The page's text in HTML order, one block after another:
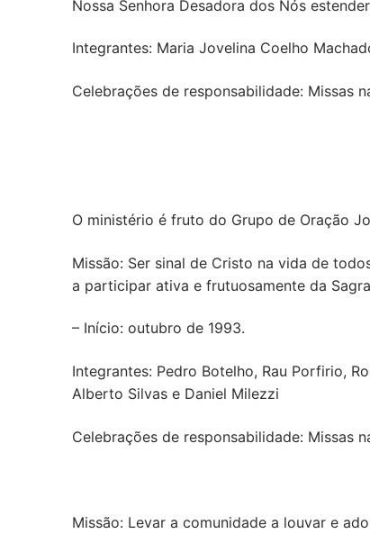
Nossa Senhora Desadora dos Nós
Integrantes: Maria Jovelina Coelho
Celebrações de responsabilidade: Missas
O ministério é fruto do Grupo de Oração
Missão: Ser sinal de Cristo na vida de
a participar ativa e frutuosamente da
– Início: outubro de 1993.
Integrantes: Pedro Botelho, Rau Porfirio,
Alberto Silvas e Daniel Milezzi
Celebrações de responsabilidade: Missas
Missão: Levar a comunidade a louvar e